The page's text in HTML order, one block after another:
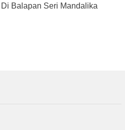
Balapan Seri Mandalika